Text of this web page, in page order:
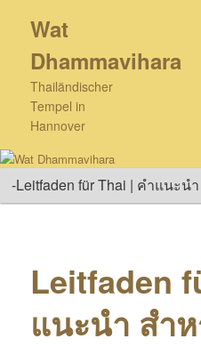
primären
springen
Wat
Dhammavihara
Thailändischer
Tempel in
Hannover
Hauptmenü
Leitfaden
แนะนำ สำ